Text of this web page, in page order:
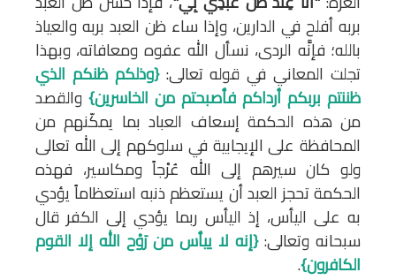
بربه أفلح في الدارين، وإذا ساء ظن العبد بربه والعياذ
بالله؛ فإنَّه الردى، نسأل الله عفوه ومعافاته، وبهذا
تجلت المعاني في قوله تعالى:{وذلكم ظنكم الذي
ظننتم بربكم أرداكم فأصبحتم من الخاسرين} والقصد
من هذه الحكمة إسعاف العباد بما يمكّنهم من
المحافظة على الإيجابية في سلوكهم إلى الله تعالى
ولو كان سيرهم إلى الله عُرْجاً ومكاسير، فهذه
الحكمة تحجز العبد أن يستعظم ذنبه استعظاماً يؤدي
به على اليأس، إذ اليأس ربما يؤدي إلى الكفر قال
سبحانه وتعالى:{إنه لا ييأس من رَوْح الله إلا القوم
الكافرون}.